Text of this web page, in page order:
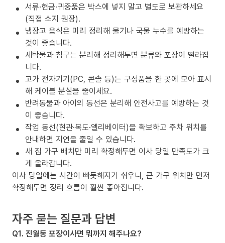
서류·현금·귀중품은 박스에 넣지 말고 별도로 보관하세요
(직접 소지 권장).
냉장고 음식은 미리 정리해 물기나 국물 누수를 예방하는
것이 좋습니다.
세탁물과 침구는 분리해 정리해두면 분류와 포장이 빨라집
니다.
고가 전자기기(PC, 콘솔 등)는 구성품을 한 곳에 모아 표시
해 케이블 분실을 줄이세요.
반려동물과 아이의 동선은 분리해 안전사고를 예방하는 것
이 좋습니다.
작업 동선(현관·복도·엘리베이터)을 확보하고 주차 위치를
안내하면 지연을 줄일 수 있습니다.
새 집 가구 배치만 미리 확정해두면 이사 당일 만족도가 크
게 올라갑니다.
이사 당일에는 시간이 빠듯해지기 쉬우니, 큰 가구 위치만 먼저
확정해두면 정리 흐름이 훨씬 좋아집니다.
자주 묻는 질문과 답변
Q1. 진월동 포장이사면 뭐까지 해주나요?